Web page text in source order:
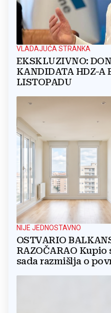
VLADAJUĆA STRANKA
EKSKLUZIVNO:
KANDIDATA HDZ-A
LISTOPADU
NIJE JEDNOSTAVNO
OSTVARIO
RAZOČARAO
sada razmišlja o